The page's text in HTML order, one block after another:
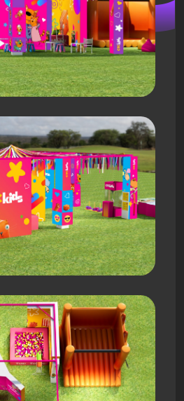
чертежи
визуал